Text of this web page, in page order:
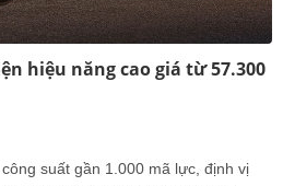
hiệu năng cao giá từ 57.300
suất gần 1.000 mã lực, định vị